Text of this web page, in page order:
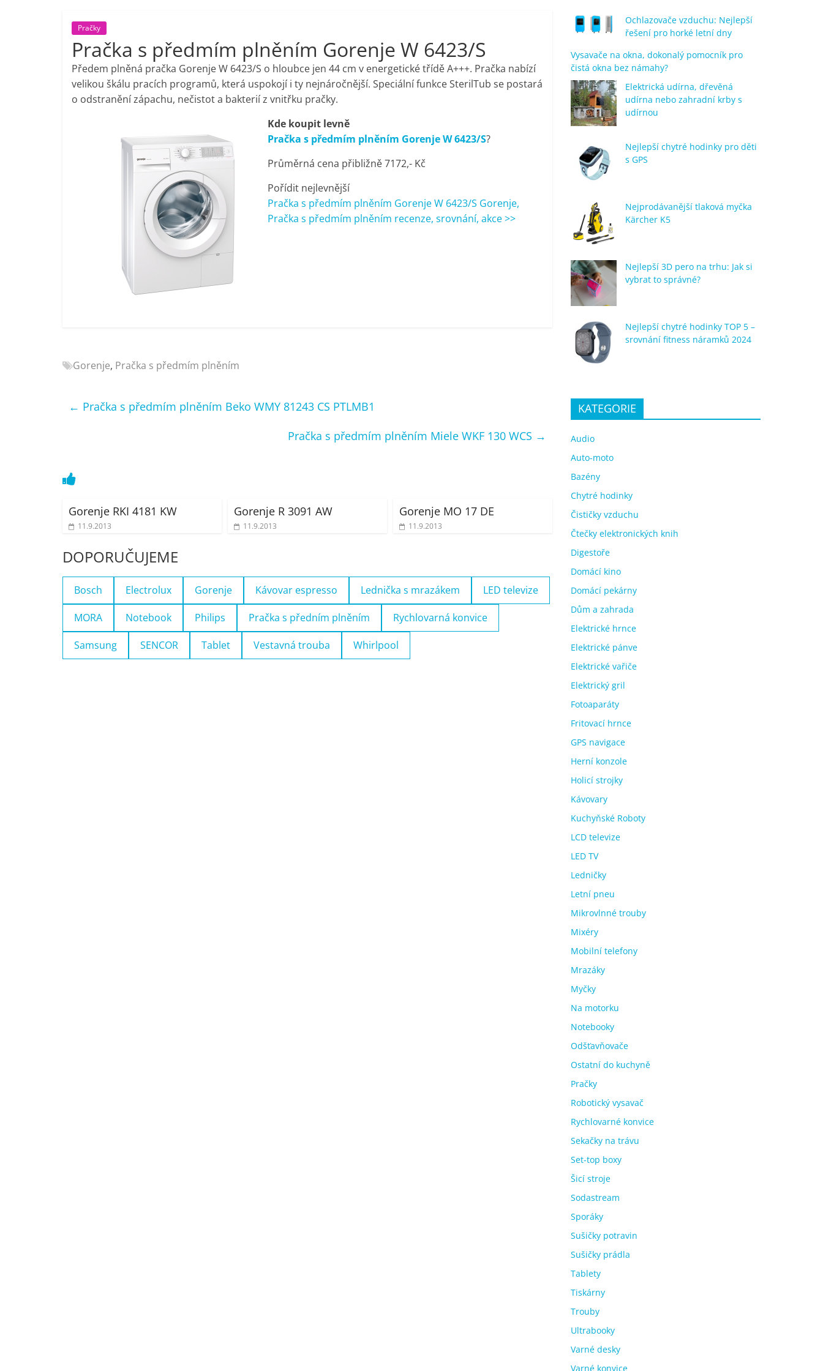
porovnání,
pračky,
televize,
notebooky,
mobilní
telefony,
kávovary,
bazény
recenze,
notebooky,
Pračky
Pračka s předmím plněním Gorenje W 6423/S
Předem plněná pračka Gorenje W 6423/S o hloubce jen 44 cm v energetické třídě A+++. Pračka nabízí
velikou škálu pracích programů, která uspokojí i ty nejnáročnější. Speciální funkce SterilTub se postará
o odstranění zápachu, nečistot a bakterií z vnitřku pračky.
Kde koupit levně
Pračka s předmím plněním Gorenje W 6423/S?
Průměrná cena přibližně 7172,- Kč
Pořídit nejlevnější
Pračka s předmím plněním Gorenje W 6423/S Gorenje,
Pračka s předmím plněním recenze, srovnání, akce >>
Gorenje, Pračka s předmím plněním
← Pračka s předmím plněním Beko WMY 81243 CS PTLMB1
Pračka s předmím plněním Miele WKF 130 WCS →
Gorenje RKI 4181 KW
11.9.2013
Gorenje R 3091 AW
11.9.2013
Gorenje MO 17 DE
11.9.2013
DOPORUČUJEME
Bosch Electrolux Gorenje Kávovar espresso Lednička s mrazákem LED televize
MORA Notebook Philips Pračka s předním plněním Rychlovarná konvice
Samsung SENCOR Tablet Vestavná trouba Whirlpool
Ochlazovače vzduchu: Nejlepší
řešení pro horké letní dny
Vysavače na okna, dokonalý pomocník pro
čistá okna bez námahy?
Elektrická udírna, dřevěná
udírna nebo zahradní krby s
udírnou
Nejlepší chytré hodinky pro děti
s GPS
Nejprodávanější tlaková myčka
Kärcher K5
Nejlepší 3D pero na trhu: Jak si
vybrat to správné?
Nejlepší chytré hodinky TOP 5 –
srovnání fitness náramků 2024
KATEGORIE
Audio
Auto-moto
Bazény
Chytré hodinky
Čističky vzduchu
Čtečky elektronických knih
Digestoře
Domácí kino
Domácí pekárny
Dům a zahrada
Elektrické hrnce
Elektrické pánve
Elektrické vařiče
Elektrický gril
Fotoaparáty
Fritovací hrnce
GPS navigace
Herní konzole
Holicí strojky
Kávovary
Kuchyňské Roboty
LCD televize
LED TV
Ledničky
Letní pneu
Mikrovlnné trouby
Mixéry
Mobilní telefony
Mrazáky
Myčky
Na motorku
Notebooky
Odšťavňovače
Ostatní do kuchyně
Pračky
Robotický vysavač
Rychlovarné konvice
Sekačky na trávu
Set-top boxy
Šicí stroje
Sodastream
Sporáky
Sušičky potravin
Sušičky prádla
Tablety
Tiskárny
Trouby
Ultrabooky
Varné desky
Varné konvice